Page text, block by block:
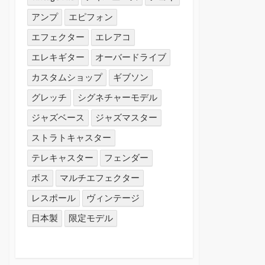
アンプ
エピフォン
エフェクター
エレアコ
エレキギター
オーバードライブ
カスタムショップ
ギブソン
グレッチ
シグネチャーモデル
ジャズベース
ジャズマスター
ストラトキャスター
テレキャスター
フェンダー
ボス
マルチエフェクター
レスポール
ヴィンテージ
日本製
限定モデル